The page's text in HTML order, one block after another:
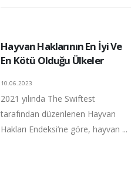
Hayvan Haklarının En İyi Ve
En Kötü Olduğu Ülkeler
10.06.2023
2021 yılında The Swiftest
tarafından düzenlenen Hayvan
Hakları Endeksi’ne göre, hayvan ...